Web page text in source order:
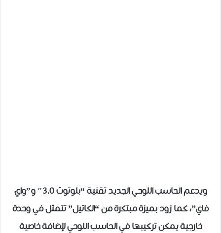
ويدعم الحاسب اللوحي الجديد تقنية “بلوتوث 3.0″ و”واي
فاي”، كما زود بميزة مبتكرة من “الكاتيل” تتمثل في وحدة
خارجية يمكن تركيبها في الحاسب اللوحي لإضافة خاصية